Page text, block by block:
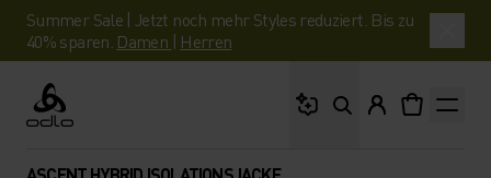
Summer Sale | Jetzt noch mehr Styles reduziert. Bis zu
40% sparen. Damen | Herren
Odlo